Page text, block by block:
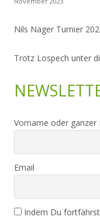
Nils Nager Turnier
Trotz Lospech unter
Vorname oder ganzer
Email
Indem Du